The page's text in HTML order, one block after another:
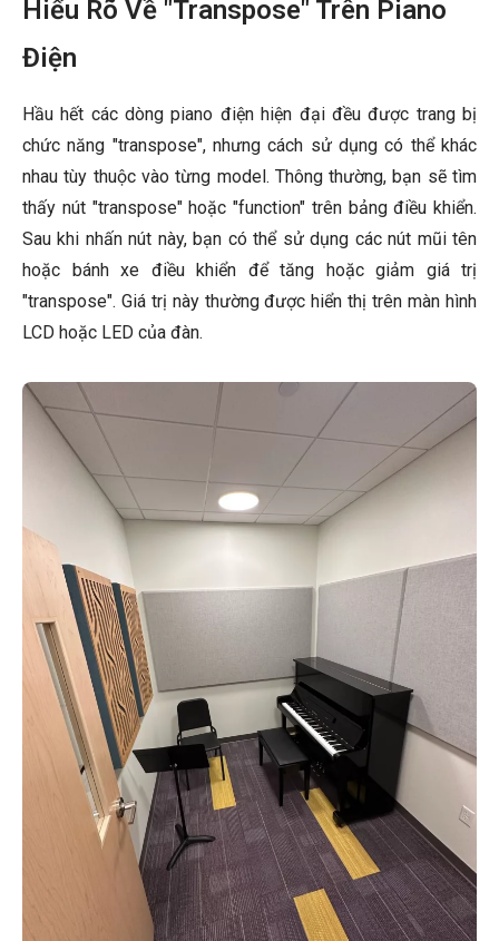
Hiểu Rõ Về "Transpose" Trên Piano
Điện
Hầu hết các dòng piano điện hiện đại đều được trang bị
chức năng "transpose", nhưng cách sử dụng có thể khác
nhau tùy thuộc vào từng model. Thông thường, bạn sẽ tìm
thấy nút "transpose" hoặc "function" trên bảng điều khiển.
Sau khi nhấn nút này, bạn có thể sử dụng các nút mũi tên
hoặc bánh xe điều khiển để tăng hoặc giảm giá trị
"transpose". Giá trị này thường được hiển thị trên màn hình
LCD hoặc LED của đàn.